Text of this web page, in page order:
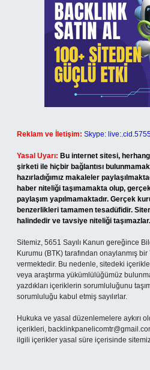
Reklam ve İletişim: Skype:
Yasal Uyarı: Bu internet sitesi,
şirketi ile hiçbir bağlantısı
hazırladığımız makaleler
haber niteliği taşımamakta olup,
paylaşım yapılmamaktadır. Gerçek
benzerlikleri tamamen tesadüfidir.
halindedir ve tavsiye niteliği taşımazlar.
Sitemiz, 5651 Sayılı Kanun gereğince
Kurumu (BTK) tarafından onaylanmış
vermektedir. Bu nedenle, sitedeki
veya araştırma yükümlülüğümüz
yazdıkları içeriklerin sorumluluğunu
sorumluluğu kabul etmiş sayılırlar.
Hukuka ve yasal düzenlemelere aykırı
içerikleri,
ilgili içerikler yasal süre içerisinde